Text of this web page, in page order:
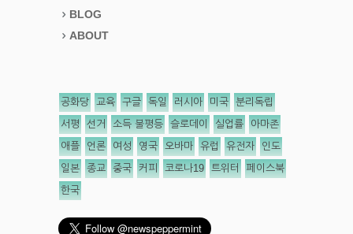
BLOG
ABOUT
공화당 교육 구글 독일 러시아 미국 분리독립
서평 선거 소득 불평등 슬로데이 실업률 아마존
애플 언론 여성 영국 오바마 유럽 유전자 인도
일본 종교 중국 커피 코로나19 트위터 페이스북
한국